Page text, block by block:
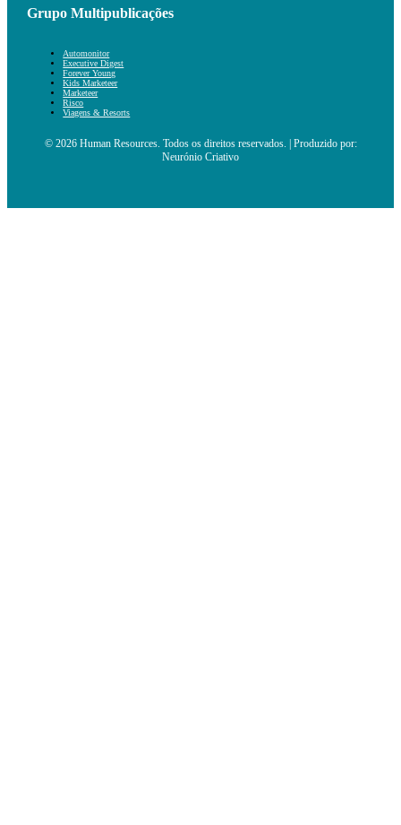
Grupo Multipublicações
Automonitor
Executive Digest
Forever Young
Kids Marketeer
Marketeer
Risco
Viagens & Resorts
© 2026 Human Resources. Todos os direitos reservados. | Produzido por:
Neurónio Criativo